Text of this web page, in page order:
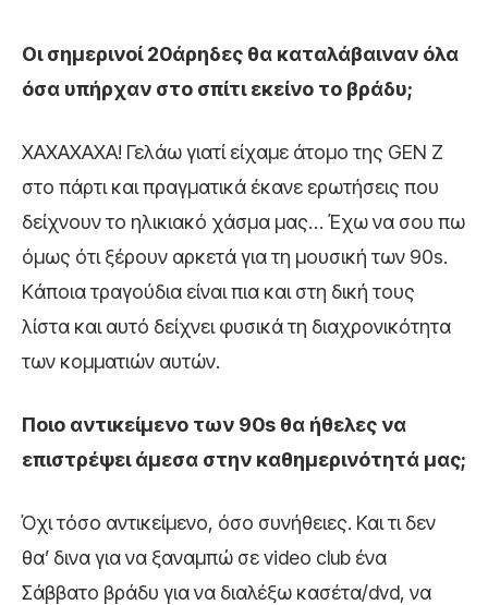
Οι σημερινοί 20άρηδες θα καταλάβαιναν όλα
όσα υπήρχαν στο σπίτι εκείνο το βράδυ;
ΧΑΧΑΧΑΧΑ! Γελάω γιατί είχαμε άτομο της GEN Z
στο πάρτι και πραγματικά έκανε ερωτήσεις που
δείχνουν το ηλικιακό χάσμα μας… Έχω να σου πω
όμως ότι ξέρουν αρκετά για τη μουσική των 90s.
Kάποια τραγούδια είναι πια και στη δική τους
λίστα και αυτό δείχνει φυσικά τη διαχρονικότητα
των κομματιών αυτών.
Ποιο αντικείμενο των 90s θα ήθελες να
επιστρέψει άμεσα στην καθημερινότητά μας;
Όχι τόσο αντικείμενο, όσο συνήθειες. Και τι δεν
θα’ δινα για να ξαναμπώ σε video club ένα
Σάββατο βράδυ για να διαλέξω κασέτα/dvd, να